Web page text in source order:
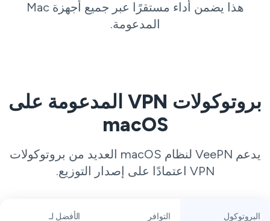
هذا يضمن أداء مستقرًا عبر جميع أجهزة Mac
المدعومة.
بروتوكولات VPN المدعومة على
macOS
يدعم VeePN لنظام macOS العديد من بروتوكولات
VPN اعتمادًا على إصدار التوزيع.
البروتوكول التوافر الأفضل لـ